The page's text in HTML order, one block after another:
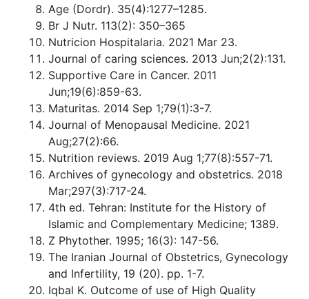
Age (Dordr). 35(4):1277–1285.
Br J Nutr. 113(2): 350–365
Nutricion Hospitalaria. 2021 Mar 23.
Journal of caring sciences. 2013 Jun;2(2):131.
Supportive Care in Cancer. 2011
Jun;19(6):859-63.
Maturitas. 2014 Sep 1;79(1):3-7.
Journal of Menopausal Medicine. 2021
Aug;27(2):66.
Nutrition reviews. 2019 Aug 1;77(8):557-71.
Archives of gynecology and obstetrics. 2018
Mar;297(3):717-24.
4th ed. Tehran: Institute for the History of
Islamic and Complementary Medicine; 1389.
Z Phytother. 1995; 16(3): 147-56.
The Iranian Journal of Obstetrics, Gynecology
and Infertility, 19 (20). pp. 1-7.
Iqbal K. Outcome of use of High Quality